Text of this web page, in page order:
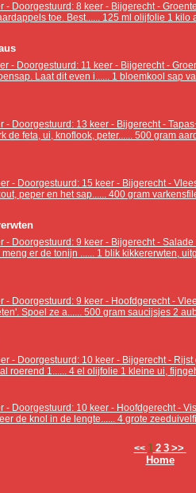
- Doorgestuurd: 8 keer - Bijgerecht -
toe. Best...... 125 ml olijfolie 1
- Doorgestuurd: 11 keer - Bijgerecht -
Laat dit even i...... 1 bloemkool sap
- Doorgestuurd: 13 keer - Bijgerecht -
de feta, ui, knoflook, peter...... 500 gram
- Doorgestuurd: 15 keer - Bijgerecht -
peper en het sap...... 400 gram
- Doorgestuurd: 9 keer - Bijgerecht -
er de tonijn ...... 1 blik kikkererwten,
- Doorgestuurd: 9 keer - Hoofdgerecht -
Spoel ze a...... 500 gram saucijsjes 2
- Doorgestuurd: 10 keer - Bijgerecht -
roerend 1...... 4 el olijfolie 1 kleine ui,
- Doorgestuurd: 10 keer - Hoofdgerecht -
de knol in de lengte...... 4 grote
<< 1 2 3 >>
Home